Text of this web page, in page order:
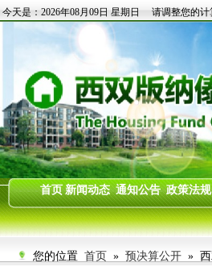
您的位置 首页 » 预决算公开 » 西